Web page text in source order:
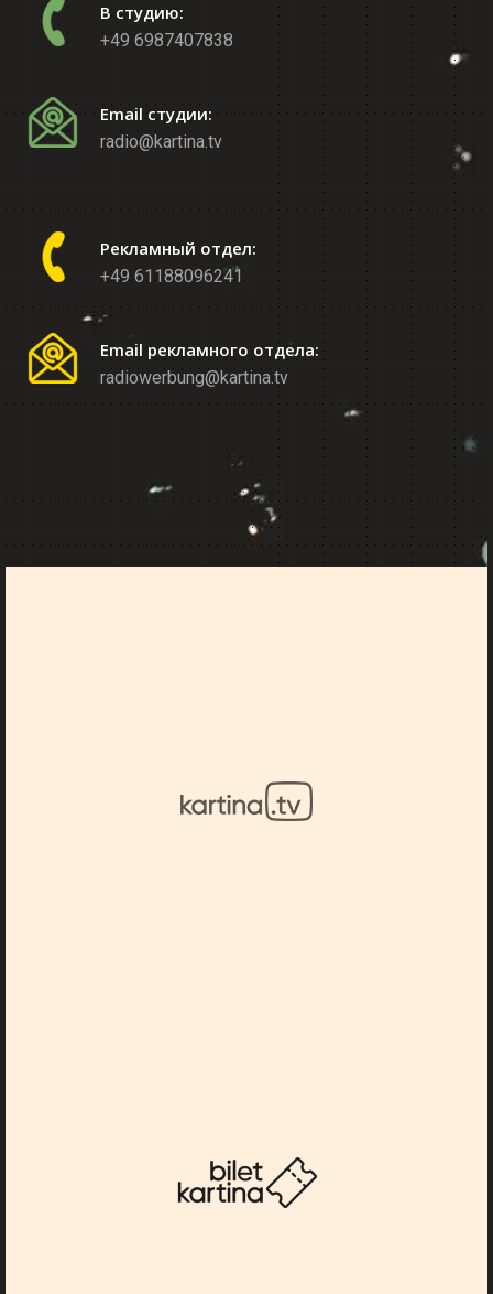
В студию:
+49 6987407838
Email студии:
radio@kartina.tv
Рекламный отдел:
+49 61188096241
Email рекламного отдела:
radiowerbung@kartina.tv